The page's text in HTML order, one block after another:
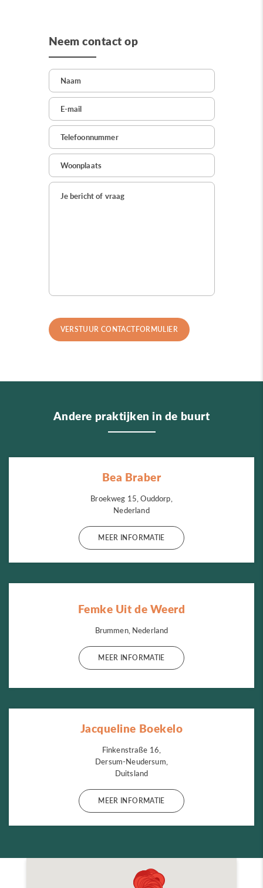
Neem contact op
Andere praktijken in de buurt
Bea Braber
Broekweg 15, Ouddorp,
Nederland
MEER INFORMATIE
Femke Uit de Weerd
Brummen, Nederland
MEER INFORMATIE
Jacqueline Boekelo
Finkenstraße 16,
Dersum-Neudersum,
Duitsland
MEER INFORMATIE